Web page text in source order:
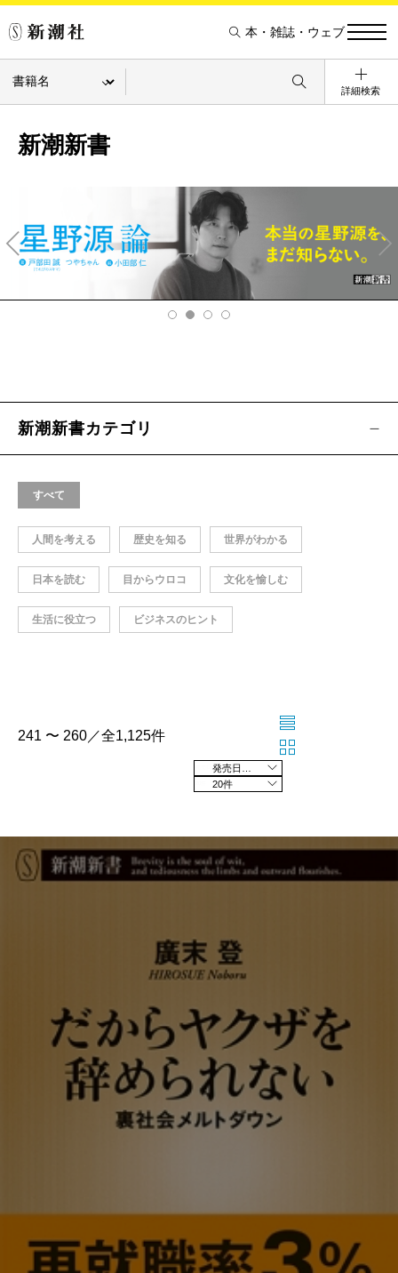
本・雑誌・ウェブ
詳細検索
新潮新書
v
Ne
xt
新潮新書カテゴリ
すべて
人間を考える 歴史を知る 世界がわかる
日本を読む 目からウロコ 文化を愉しむ
生活に役立つ ビジネスのヒント
241 〜 260／全1,125件
20件